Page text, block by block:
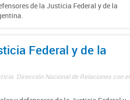
de la Justicia Federal y de la
Federal y de la
Dirección Nacional de Relaciones con el